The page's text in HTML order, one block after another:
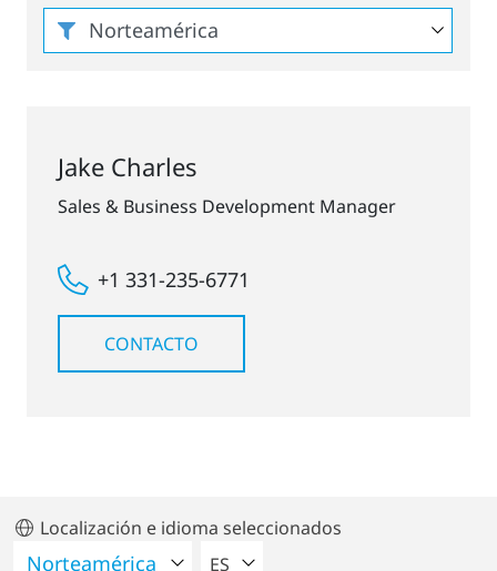
Jake Charles
Sales & Business Development Manager
+1 331-235-6771
CONTACTO
Localización e idioma seleccionados
POR FAVOR SELECCIONE UN
ES